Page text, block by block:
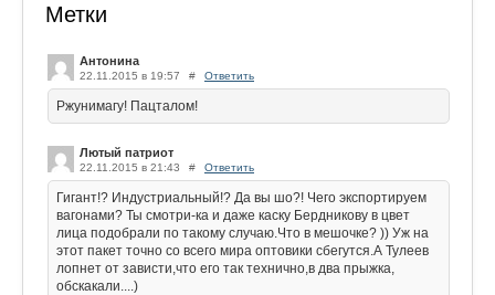
Метки
Антонина
22.11.2015 в 19:57 # Ответить
Ржунимагу! Пацталом!
Лютый патриот
22.11.2015 в 21:43 # Ответить
Гигант!? Индустриальный!? Да вы шо?! Чего экспортируем
вагонами? Ты смотри-ка и даже каску Бердникову в цвет
лица подобрали по такому случаю.Что в мешочке? )) Уж на
этот пакет точно со всего мира оптовики сбегутся.А Тулеев
лопнет от зависти,что его так технично,в два прыжка,
обскакали....)